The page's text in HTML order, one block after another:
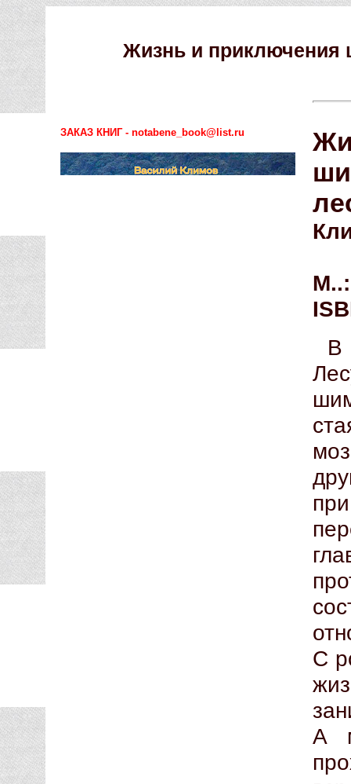
Жизнь и приключения
ЗАКАЗ КНИГ - notabene_book@list.ru
В
С
А